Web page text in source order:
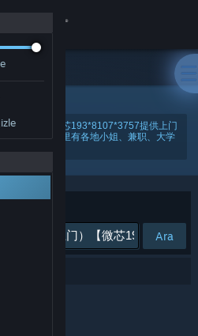
女上门）【微芯193*8107*3757提供上门
更安全】-这里有各地小姐、兼职、大学
Ara